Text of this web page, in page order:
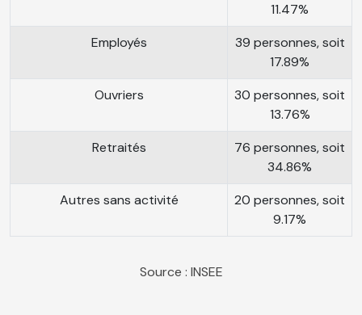
11.47%
Employés
39 personnes, soit
17.89%
Ouvriers
30 personnes, soit
13.76%
Retraités
76 personnes, soit
34.86%
Autres sans activité
20 personnes, soit
9.17%
Source : INSEE